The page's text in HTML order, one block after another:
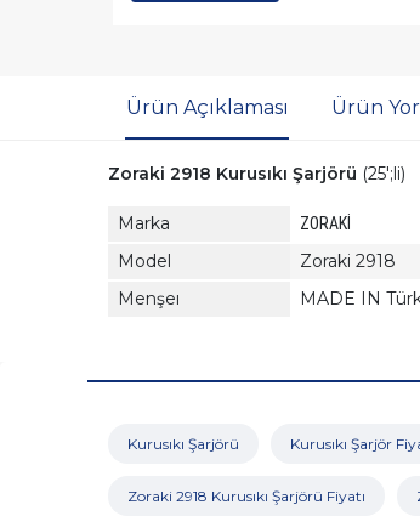
Ürün Açıklaması Ürün
Zoraki 2918 Kurusıkı Şarjörü (25';li)
Marka ZORAKİ
Model
Zoraki 2918
Menşeı
MADE IN
Kurusıkı Şarjörü Kurusıkı Şarjör
Zoraki 2918 Kurusıkı Şarjörü Fiyatı